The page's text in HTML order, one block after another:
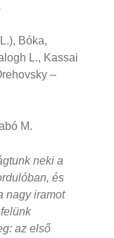
Bóka,
L., Kassai
–
M.
neki a
és
nagy iramot
az első